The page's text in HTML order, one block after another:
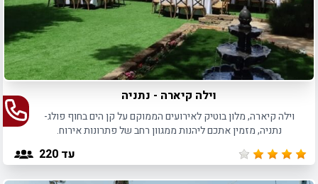
וילה קיארה - נתניה
וילה קיארה, מלון בוטיק לאירועים הממוקם על קן הים בחוף פולג-
נתניה, מזמין אתכם ליהנות ממגוון רחב של פתרונות אירוח.
עד 220